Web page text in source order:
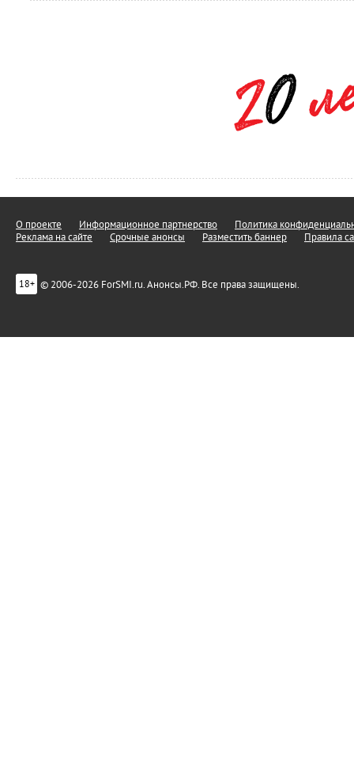
О проекте Информационное партнерство
Политика
Реклама на сайте
Срочные анонсы Разместить баннер Правила
18+ © 2006-2026 ForSMI.ru. Анонсы.РФ. Все права защищены.